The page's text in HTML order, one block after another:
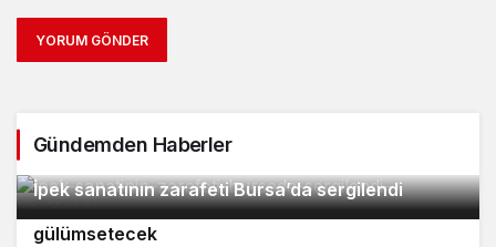
YORUM GÖNDER
Gündemden Haberler
İpek sanatının zarafeti Bursa’da sergilendi
Orhaneli’nin turizm potansiyeli Bursa’yı
gülümsetecek
3
4